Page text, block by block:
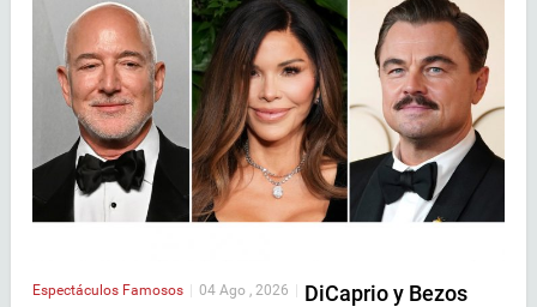
Espectáculos Famosos | 04 Ago , 2026 | DiCaprio y Bezos